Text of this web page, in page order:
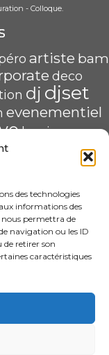
des technologies
informations des
nous permettra de
navigation ou les ID
de retirer son
caractéristiques
- Colloque.
artiste bam
deco
dj djset
evenementiel
lumiere
U L'AIR radio
soirée
video écran